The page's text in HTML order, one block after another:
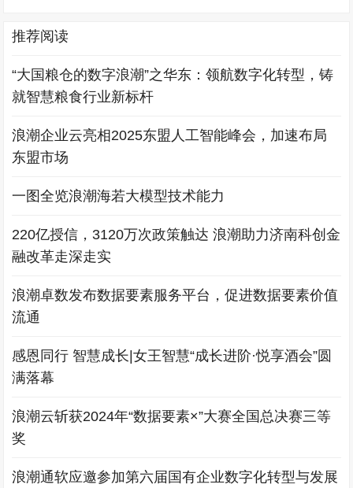
推荐阅读
“大国粮仓的数字浪潮”之华东：领航数字化转型，铸
就智慧粮食行业新标杆
浪潮企业云亮相2025东盟人工智能峰会，加速布局
东盟市场
一图全览浪潮海若大模型技术能力
220亿授信，3120万次政策触达 浪潮助力济南科创金
融改革走深走实
浪潮卓数发布数据要素服务平台，促进数据要素价值
流通
感恩同行 智慧成长|女王智慧“成长进阶·悦享酒会”圆
满落幕
浪潮云斩获2024年“数据要素×”大赛全国总决赛三等
奖
浪潮通软应邀参加第六届国有企业数字化转型与发展